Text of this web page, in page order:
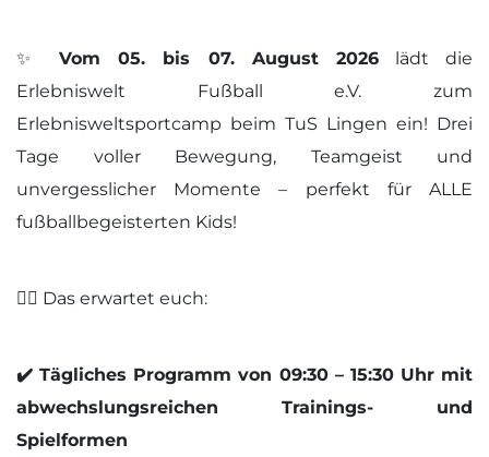
✨Vom 05. bis 07. August 2026lädt die
Erlebniswelt Fußball e.V. zum
Erlebnisweltsportcamp beim TuS Lingen ein! Drei
Tage voller Bewegung, Teamgeist und
unvergesslicher Momente – perfekt für ALLE
fußballbegeisterten Kids!
🏃‍♂️ Das erwartet euch:
✔️ Tägliches Programm von 09:30 – 15:30 Uhr mit
abwechslungsreichen Trainings- und
Spielformen